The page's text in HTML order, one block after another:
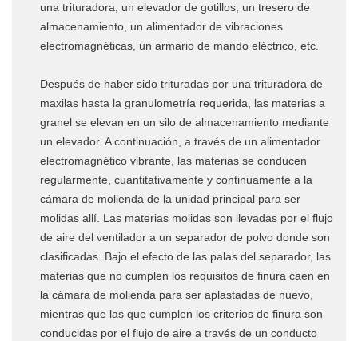
una trituradora, un elevador de gotillos, un tresero de
almacenamiento, un alimentador de vibraciones
electromagnéticas, un armario de mando eléctrico, etc.
Después de haber sido trituradas por una trituradora de
maxilas hasta la granulometría requerida, las materias a
granel se elevan en un silo de almacenamiento mediante
un elevador. A continuación, a través de un alimentador
electromagnético vibrante, las materias se conducen
regularmente, cuantitativamente y continuamente a la
cámara de molienda de la unidad principal para ser
molidas allí. Las materias molidas son llevadas por el flujo
de aire del ventilador a un separador de polvo donde son
clasificadas. Bajo el efecto de las palas del separador, las
materias que no cumplen los requisitos de finura caen en
la cámara de molienda para ser aplastadas de nuevo,
mientras que las que cumplen los criterios de finura son
conducidas por el flujo de aire a través de un conducto